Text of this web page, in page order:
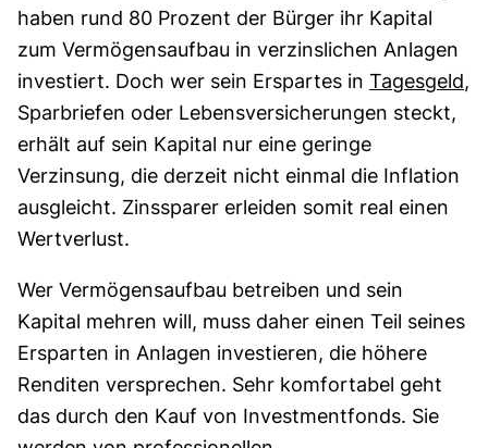
haben rund 80 Prozent der Bürger ihr Kapital
zum Vermögensaufbau in verzinslichen Anlagen
investiert. Doch wer sein Erspartes in Tagesgeld,
Sparbriefen oder Lebensversicherungen steckt,
erhält auf sein Kapital nur eine geringe
Verzinsung, die derzeit nicht einmal die Inflation
ausgleicht. Zinssparer erleiden somit real einen
Wertverlust.
Wer Vermögensaufbau betreiben und sein
Kapital mehren will, muss daher einen Teil seines
Ersparten in Anlagen investieren, die höhere
Renditen versprechen. Sehr komfortabel geht
das durch den Kauf von Investmentfonds. Sie